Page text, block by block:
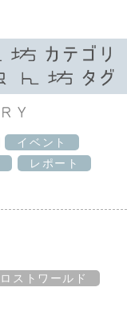
イベント
レポート
ロストワールド